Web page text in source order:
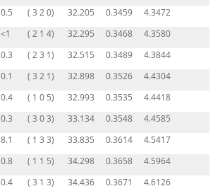
0.5 ( 3 2 0) 32.205 0.3459
4.3472
<1 ( 2 1 4) 32.295 0.3468
4.3580
0.3 ( 2 3 1) 32.515 0.3489
4.3844
0.1 ( 3 2 1) 32.898 0.3526
4.4304
0.4 ( 1 0 5) 32.993 0.3535
4.4418
0.3 ( 3 0 3) 33.134 0.3548
4.4585
8.1 ( 1 3 3) 33.835 0.3614
4.5417
0.8 ( 1 1 5) 34.298 0.3658
4.5964
0.4 ( 3 1 3) 34.436 0.3671
4.6126